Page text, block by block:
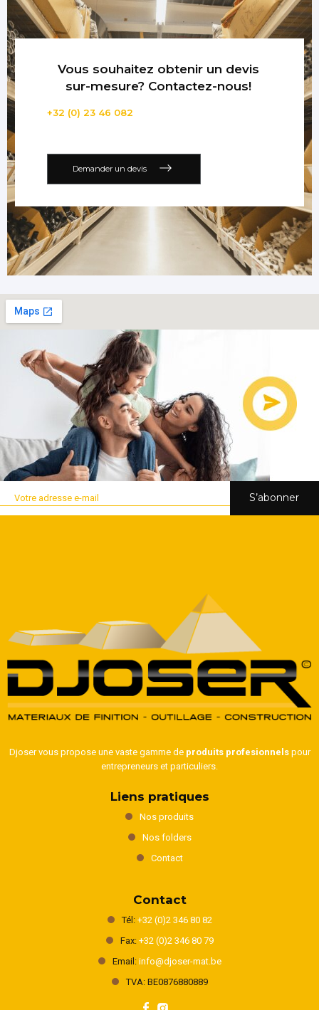
Vous souhaitez obtenir un devis
sur-mesure? Contactez-nous!
+32 (0) 23 46 082
Demander un devis
S’abonner
Djoser vous propose une vaste gamme de produits profesionnelspour
entrepreneurs et particuliers.
Liens pratiques
Nos produits
Nos folders
Contact
Contact
Tél: +32 (0)2 346 80 82
Fax: +32 (0)2 346 80 79
Email: info@djoser-mat.be
TVA: BE0876880889